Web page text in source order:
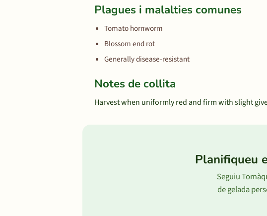
Plagues i malalties comunes
Tomato hornworm
Blossom end rot
Generally disease-resistant
Notes de collita
Harvest when uniformly red and firm with slight
Planifiqueu
Seguiu
de gelada